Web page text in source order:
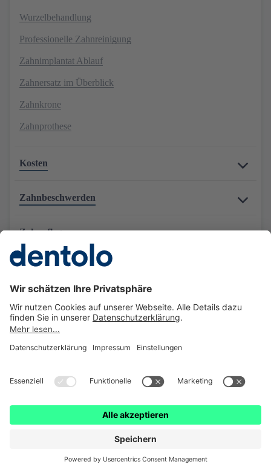
Wurzelbehandlung
Professionelle Zahnreinigung
Zahnimplantat Ablauf
Zahnersatz im Überblick
Zahnkrone
Zahnprothese
Kosten
Zahnbeschwerden
Zahnpflege
Zahnzusatzversicherung